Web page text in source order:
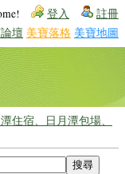
登入 註冊
壇 美寶落格 美寶地圖
住宿、日月潭包場、